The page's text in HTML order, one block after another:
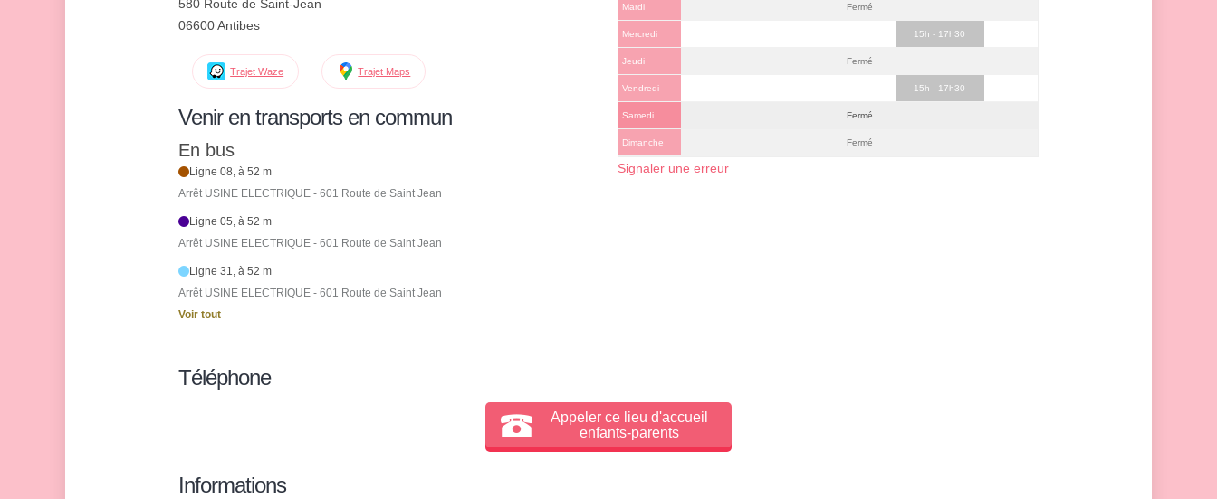
580 Route de Saint-Jean
06600 Antibes
Trajet Waze Trajet Maps
Venir en transports en commun
En bus
Ligne 08, à 52 m
Arrêt USINE ELECTRIQUE - 601 Route de Saint Jean
Ligne 05, à 52 m
Arrêt USINE ELECTRIQUE - 601 Route de Saint Jean
Ligne 31, à 52 m
Arrêt USINE ELECTRIQUE - 601 Route de Saint Jean
Voir tout
Mardi Fermé
Mercredi 15h - 17h30
Jeudi Fermé
Vendredi 15h - 17h30
Samedi Fermé
Dimanche Fermé
Signaler une erreur
Téléphone
Appeler ce lieu d'accueil
enfants-parents
Informations